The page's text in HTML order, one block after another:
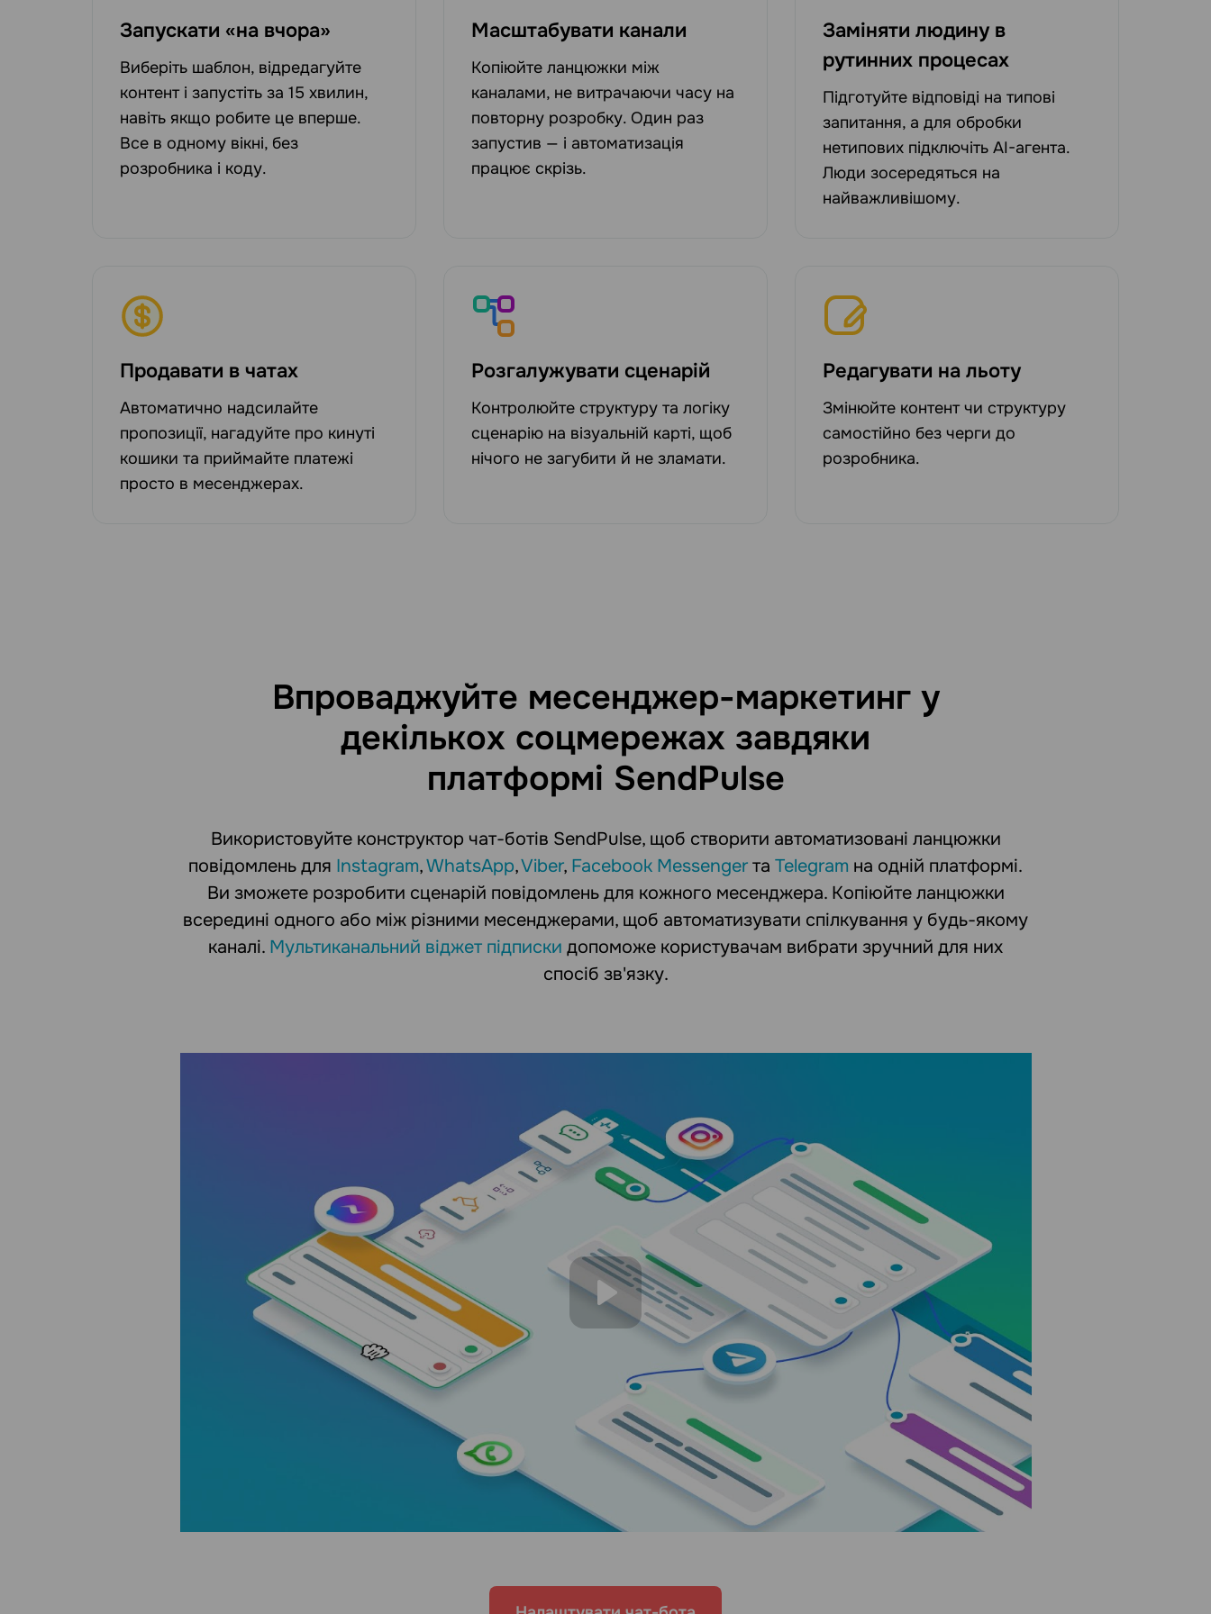
Запускати «на вчора»
Виберіть шаблон, відредагуйте
контент і запустіть за 15 хвилин,
навіть якщо робите це вперше.
Все в одному вікні, без
розробника і коду.
Масштабувати канали
Копіюйте ланцюжки між
каналами, не витрачаючи часу на
повторну розробку. Один раз
запустив — і автоматизація
працює скрізь.
Заміняти людину в
рутинних процесах
Підготуйте відповіді на типові
запитання, а для обробки
нетипових підключіть AI-агента.
Люди зосередяться на
найважливішому.
Продавати в чатах
Автоматично надсилайте
пропозиції, нагадуйте про кинуті
кошики та приймайте платежі
просто в месенджерах.
Розгалужувати сценарій
Контролюйте структуру та логіку
сценарію на візуальній карті, щоб
нічого не загубити й не зламати.
Редагувати на льоту
Змінюйте контент чи структуру
самостійно без черги до
розробника.
Впроваджуйте месенджер-маркетинг у
декількох соцмережах завдяки
платформі SendPulse
Використовуйте конструктор чат-ботів SendPulse, щоб створити автоматизовані ланцюжки
повідомлень для Instagram,WhatsApp,Viber, Facebook Messenger та Telegram на одній платформі.
Ви зможете розробити сценарій повідомлень для кожного месенджера. Копіюйте ланцюжки
всередині одного або між різними месенджерами, щоб автоматизувати спілкування у будь-якому
каналі. Мультиканальний віджет підписки допоможе користувачам вибрати зручний для них
спосіб зв'язку.